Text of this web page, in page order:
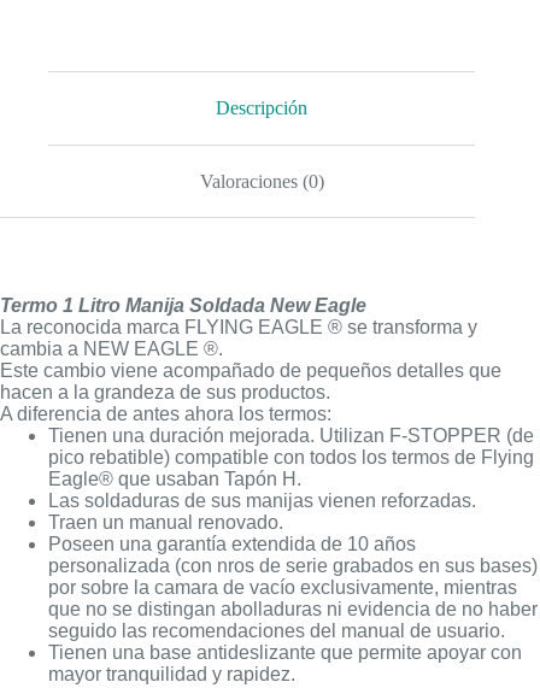
Descripción
Valoraciones (0)
Termo 1 Litro Manija Soldada New Eagle
La reconocida marca FLYING EAGLE ® se transforma y
cambia a NEW EAGLE ®.
Este cambio viene acompañado de pequeños detalles que
hacen a la grandeza de sus productos.
A diferencia de antes ahora los termos:
Tienen una duración mejorada. Utilizan F-STOPPER (de
pico rebatible) compatible con todos los termos de Flying
Eagle® que usaban Tapón H.
Las soldaduras de sus manijas vienen reforzadas.
Traen un manual renovado.
Poseen una garantía extendida de 10 años
personalizada (con nros de serie grabados en sus bases)
por sobre la camara de vacío exclusivamente, mientras
que no se distingan abolladuras ni evidencia de no haber
seguido las recomendaciones del manual de usuario.
Tienen una base antideslizante que permite apoyar con
mayor tranquilidad y rapidez.